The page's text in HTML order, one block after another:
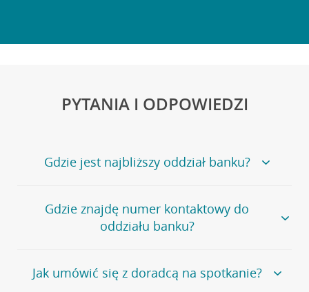
PYTANIA I ODPOWIEDZI
Gdzie jest najbliższy oddział banku?
Jeśli szukasz oddziału naszego banku, zapraszamy na
stronęPlacówki i bankomaty, na której znajduje się
wygodna wyszukiwarka.
oddziałów
Gdzie znajdę numer kontaktowy do
oddziału banku?
Bank Credit Agricole nie udostępnia ogólnego numeru
telefonu do placówki bankowej.
Jak umówić się z doradcą na spotkanie?